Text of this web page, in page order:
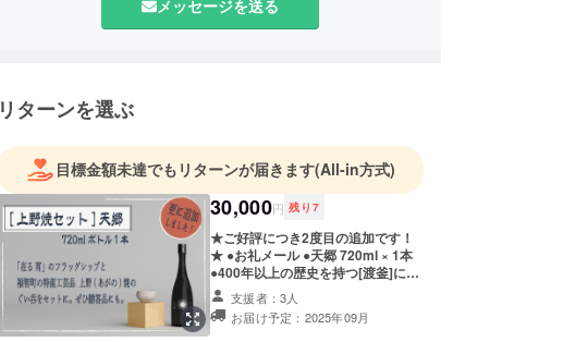
メッセージを送る
リターンを選ぶ
目標金額未達でもリターンが届きます(All-in方式)
30,000円 残り 7
★ご好評につき2度目の追加です！
★ ●お礼メール ●天郷 720ml × 1本
●400年以上の歴史を持つ[渡釜]によ
る、福智町の特産工芸品"上野焼" の
ぐい呑 【※】 ・画像はイメージで
す。 ・酒類販売免許を有する [味の
支援者：3人
お届け予定：2025年09月